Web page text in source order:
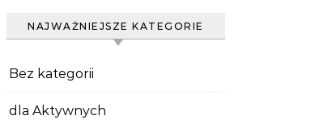
NAJWAŻNIEJSZE KATEGORIE
Bez kategorii
dla Aktywnych